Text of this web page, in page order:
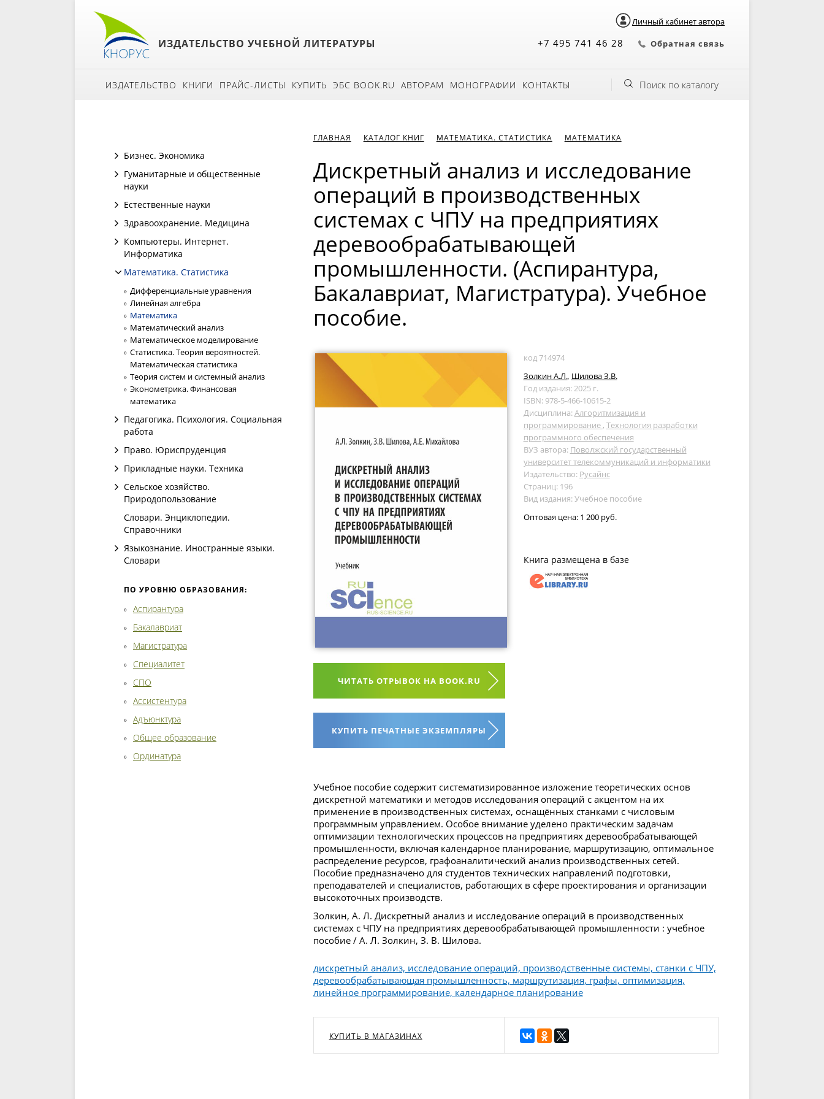
Личный кабинет автора
ИЗДАТЕЛЬСТВО УЧЕБНОЙ ЛИТЕРАТУРЫ +7 495 741 46 28 Обратная связь
ИЗДАТЕЛЬСТВО КНИГИ ПРАЙС-ЛИСТЫ КУПИТЬ ЭБС BOOK.RU АВТОРАМ МОНОГРАФИИ КОНТАКТЫ Поиск по каталогу
Бизнес. Экономика
Гуманитарные и общественные
науки
Естественные науки
Здравоохранение. Медицина
Компьютеры. Интернет.
Информатика
Математика. Статистика
Дифференциальные уравнения
Линейная алгебра
Математика
Математический анализ
Математическое моделирование
Статистика. Теория вероятностей.
Математическая статистика
Теория систем и системный анализ
Эконометрика. Финансовая
математика
Педагогика. Психология. Социальная
работа
Право. Юриспруденция
Прикладные науки. Техника
Сельское хозяйство.
Природопользование
Словари. Энциклопедии.
Справочники
Языкознание. Иностранные языки.
Словари
ПО УРОВНЮ ОБРАЗОВАНИЯ:
Аспирантура
Бакалавриат
Магистратура
Специалитет
СПО
Ассистентура
Адъюнктура
Общее образование
Ординатура
ГЛАВНАЯ КАТАЛОГ КНИГ МАТЕМАТИКА. СТАТИСТИКА МАТЕМАТИКА
Дискретный анализ и исследование
операций в производственных
системах с ЧПУ на предприятиях
деревообрабатывающей
промышленности. (Аспирантура,
Бакалавриат, Магистратура). Учебное
пособие.
ЧИТАТЬ ОТРЫВОК НА BOOK.RU
КУПИТЬ ПЕЧАТНЫЕ ЭКЗЕМПЛЯРЫ
код 714974
Золкин А.Л., Шилова З.В.
Год издания: 2025 г.
ISBN: 978-5-466-10615-2
Дисциплина:Алгоритмизация и
программирование , Технология разработки
программного обеспечения
ВУЗ автора: Поволжский государственный
университет телекоммуникаций и информатики
Издательство: Русайнс
Страниц: 196
Вид издания: Учебное пособие
Оптовая цена: 1 200 руб.
Книга размещена в базе
Учебное пособие содержит систематизированное изложение теоретических основ
дискретной математики и методов исследования операций с акцентом на их
применение в производственных системах, оснащённых станками с числовым
программным управлением. Особое внимание уделено практическим задачам
оптимизации технологических процессов на предприятиях деревообрабатывающей
промышленности, включая календарное планирование, маршрутизацию, оптимальное
распределение ресурсов, графоаналитический анализ производственных сетей.
Пособие предназначено для студентов технических направлений подготовки,
преподавателей и специалистов, работающих в сфере проектирования и организации
высокоточных производств.
Золкин, А. Л. Дискретный анализ и исследование операций в производственных
системах с ЧПУ на предприятиях деревообрабатывающей промышленности : учебное
пособие / А. Л. Золкин, З. В. Шилова.
дискретный анализ, исследование операций, производственные системы, станки с ЧПУ,
деревообрабатывающая промышленность, маршрутизация, графы, оптимизация,
линейное программирование, календарное планирование
КУПИТЬ В МАГАЗИНАХ